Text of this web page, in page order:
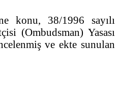
konu, 38/1996 sayılı
(Ombudsman) Yasası
ve ekte sunulan